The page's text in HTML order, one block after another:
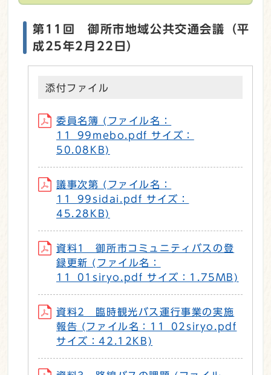
第11回 御所市地域公共交通会議（平
成25年2月22日）
添付ファイル
委員名簿 (ファイル名：
11_99mebo.pdf サイズ：
50.08KB)
議事次第 (ファイル名：
11_99sidai.pdf サイズ：
45.28KB)
資料1 御所市コミュニティバスの登
録更新 (ファイル名：
11_01siryo.pdf サイズ：1.75MB)
資料2 臨時観光バス運行事業の実施
報告 (ファイル名：11_02siryo.pdf
サイズ：42.12KB)